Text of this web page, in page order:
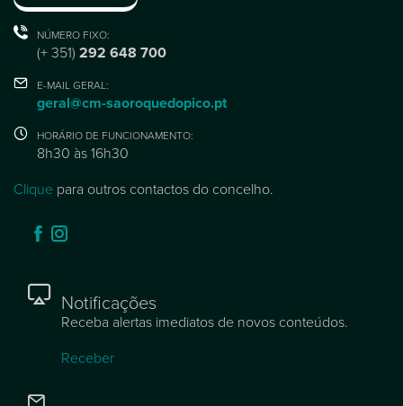
NÚMERO FIXO:
(+ 351) 292 648 700
E-MAIL GERAL:
geral@cm-saoroquedopico.pt
HORÁRIO DE FUNCIONAMENTO:
8h30 às 16h30
Clique para outros contactos do concelho.
Notificações
Receba alertas imediatos de novos conteúdos.
Receber